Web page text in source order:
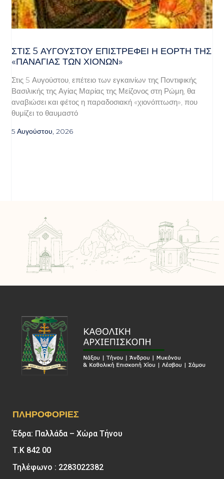
ΣΤΙΣ 5 ΑΥΓΟΎΣΤΟΥ ΕΠΙΣΤΡΈΦΕΙ Η ΕΟΡΤΉ ΤΗΣ
«ΠΑΝΑΓΊΑΣ ΤΩΝ ΧΙΌΝΩΝ»
Στις 5 Αυγούστου, επέτειο των εγκαινίων της Ποντιφικής
Βασιλικής της Αγίας Μαρίας της Μείζονος στη Ρώμη, θα
αναβιώσει και φέτος η παραδοσιακή «χιονόπτωση», που
θυμίζει το θαυμαστό
5 Αυγούστου, 2026
ΠΛΗΡΟΦΟΡΊΕΣ
Έδρα: Παλλάδα – Χώρα Τήνου
Τ.Κ 842 00
Τηλέφωνο : 2283022382